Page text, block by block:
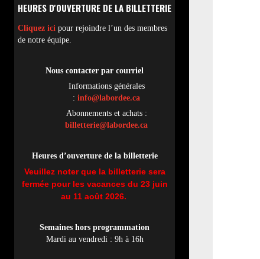
HEURES D'OUVERTURE DE LA BILLETTERIE
Cliquez ici pour rejoindre l’un des membres
de notre équipe.
Nous contacter par courriel
Informations générales
: info@labordee.ca
Abonnements et achats :
billetterie@labordee.ca
Heures d’ouverture de la billetterie
Veuillez noter que la billetterie sera
fermée pour les vacances du 23 juin
au 11 août 2026.
Semaines hors programmation
Mardi au vendredi : 9h à 16h